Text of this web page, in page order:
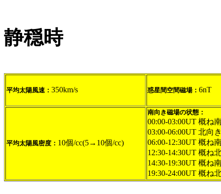
静穏時
平均太陽風速： 350km/s 惑星間空間磁場： 6nT
平均太陽風密度： 10個/cc(5→10個/cc)
南向き磁場の状態：
00:00-03:00UT 概ね
03:00-06:00UT 北向
06:00-12:30UT 概ね
12:30-14:30UT 概ね
14:30-19:30UT 概ね
19:30-24:00UT 概ね